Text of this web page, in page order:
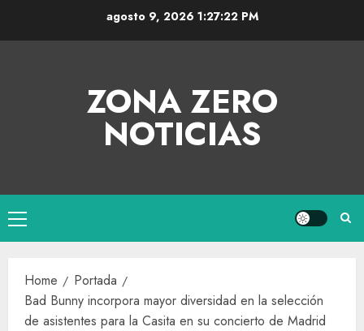
agosto 9, 2026 1:27:22 PM
ZONA ZERO
NOTICIAS
Home
Portada
Bad Bunny incorpora mayor diversidad en la selección
de asistentes para la Casita en su concierto de Madrid